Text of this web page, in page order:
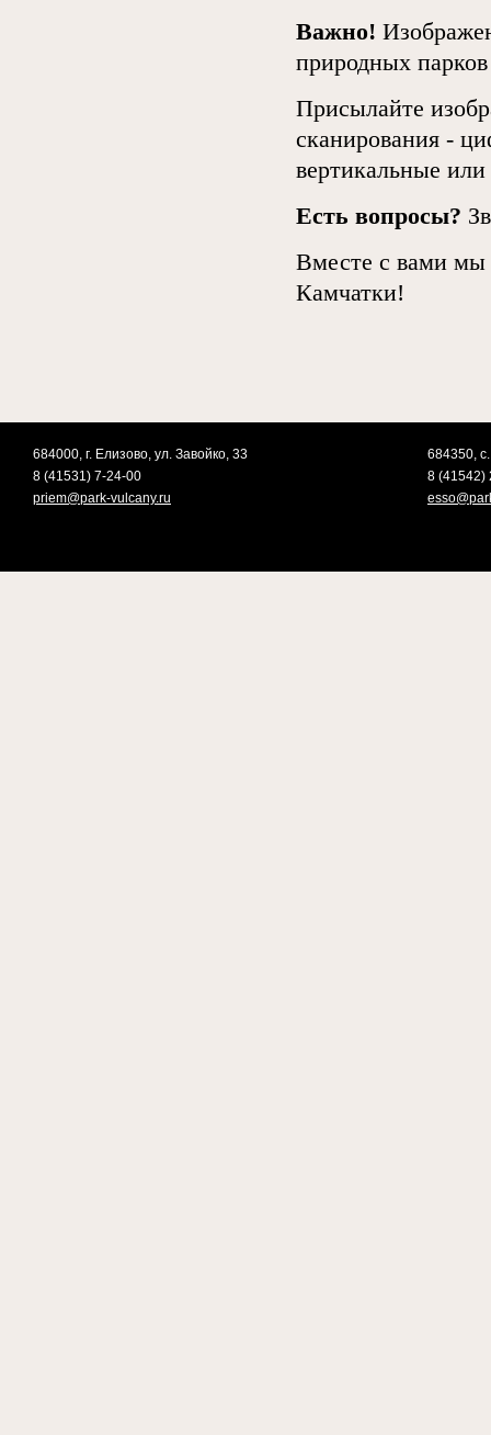
Важно!
природных
Присылайте
сканирования -
вертикальные
Есть вопросы?
Вместе с вами мы
Камчатки!
684000, г. Елизово, ул. Завойко, 33
8 (41531) 7-24-00
priem@park-vulcany.ru
684350,
8 (41542)